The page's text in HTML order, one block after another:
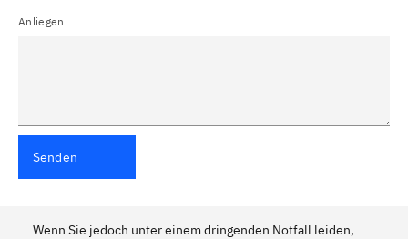
Anliegen
Senden
Wenn Sie jedoch unter einem dringenden Notfall leiden,